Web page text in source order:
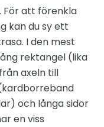
. För att förenkla
kan du sy ett
I den mest
rektangel (lika
axeln till
och långa sidor
en viss